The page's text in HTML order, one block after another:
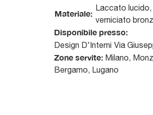
Materiale:
Laccato
verniciato
Disponibile presso:
Design D'Interni Via
Zone servite: Milano,
Bergamo, Lugano